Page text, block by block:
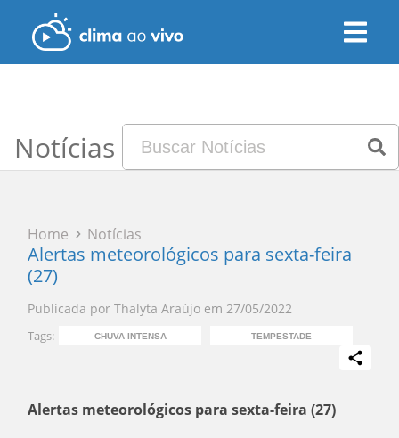
Notícias
Home Notícias
Alertas meteorológicos para sexta-feira
(27)
Publicada por Thalyta Araújo em 27/05/2022
Tags: CHUVA INTENSA TEMPESTADE
Alertas meteorológicos para sexta-feira (27)